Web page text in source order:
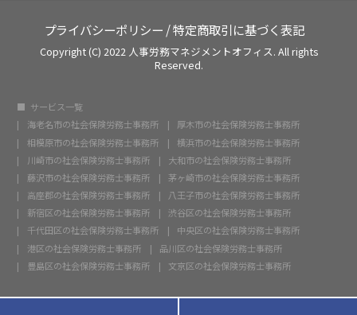
プライバシーポリシー /特定商取引に基づく表記
Copyright (C) 2022 人事労務マネジメントオフィス. All rights
Reserved.
サービス一覧
海老名市の社会保険労務士事務所
厚木市の社会保険労務士事務所
相模原市の社会保険労務士事務所
横浜市の社会保険労務士事務所
川崎市の社会保険労務士事務所
大和市の社会保険労務士事務所
藤沢市の社会保険労務士事務所
茅ヶ崎市の社会保険労務士事務所
高座郡の社会保険労務士事務所
八王子市の社会保険労務士事務所
新宿区の社会保険労務士事務所
渋谷区の社会保険労務士事務所
千代田区の社会保険労務士事務所
中央区の社会保険労務士事務所
港区の社会保険労務士事務所
品川区の社会保険労務士事務所
豊島区の社会保険労務士事務所
文京区の社会保険労務士事務所